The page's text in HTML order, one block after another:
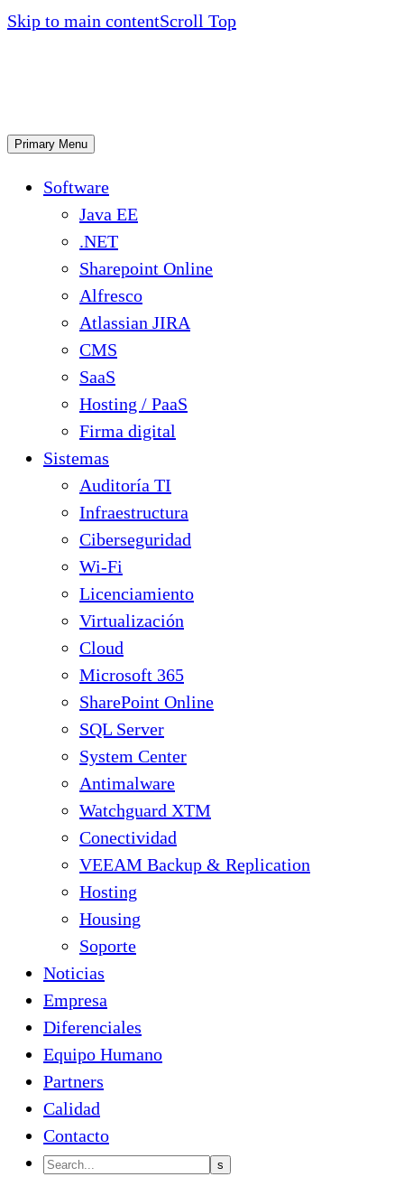
Skip to main contentScroll Top
Primary Menu
Software
Java EE
.NET
Sharepoint Online
Alfresco
Atlassian JIRA
CMS
SaaS
Hosting / PaaS
Firma digital
Sistemas
Auditoría TI
Infraestructura
Ciberseguridad
Wi-Fi
Licenciamiento
Virtualización
Cloud
Microsoft 365
SharePoint Online
SQL Server
System Center
Antimalware
Watchguard XTM
Conectividad
VEEAM Backup & Replication
Hosting
Housing
Soporte
Noticias
Empresa
Diferenciales
Equipo Humano
Partners
Calidad
Contacto